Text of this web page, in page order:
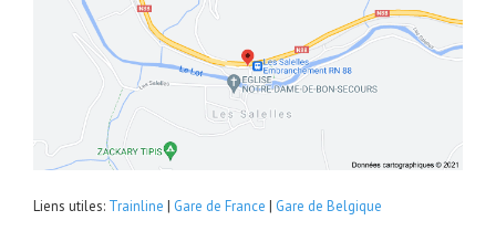
Liens utiles: Trainline | Gare de France | Gare de Belgique